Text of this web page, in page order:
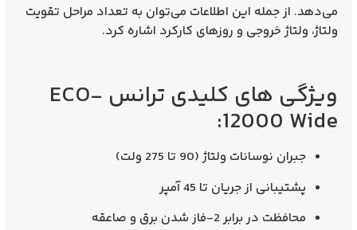
می‌دهد. از جمله این اطلاعات می‌توان به تعداد مراحل تقویت
ولتاژ، ولتاژ خروجی و روزهای کارکرد اشاره کرد.
ویژگی‌ های کلیدی ترانس ECO-
12000 Wide:
جبران نوسانات ولتاژ (90 تا 275 ولت)
پشتیبانی از جریان تا 45 آمپر
محافظت در برابر 2-فاز شدن برق و صاعقه